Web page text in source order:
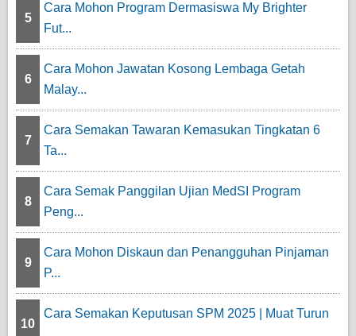
5
Cara Mohon Program Dermasiswa My Brighter
Fut...
6
Cara Mohon Jawatan Kosong Lembaga Getah
Malay...
7
Cara Semakan Tawaran Kemasukan Tingkatan 6
Ta...
8
Cara Semak Panggilan Ujian MedSI Program
Peng...
9
Cara Mohon Diskaun dan Penangguhan Pinjaman
P...
10
Cara Semakan Keputusan SPM 2025 | Muat Turun